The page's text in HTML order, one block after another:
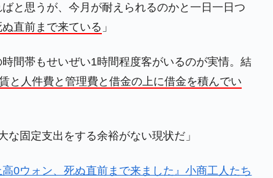
⇒ 中国の過剰生産が世界を蝕む。
他業種は全般的「不調」⇒ PSIが示す現況は決して良くない。
ーパン』1人当たり賠償10万ウォンを認定 ⇒ 総額3兆7,000億
と思うが、今月が耐えられるのかと一日一日つ
直前まで来ている 」
間帯もせいぜい1時間程度客がいるのが実情。結
と人件費と管理費と借金の上に借金を積んでい
な固定支出をする余裕がない現状だ」
高0ウォン、死ぬ直前まで来ました』小商工人たち